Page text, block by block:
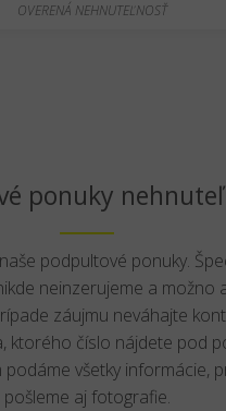
OVERENÁ NEHNUTEĽNOSŤ
ponuky
podpultové ponuky.
neinzerujeme a možno
záujmu neváhajte
ktorého číslo nájdete pod
podáme všetky informácie,
pošleme aj fotografie.